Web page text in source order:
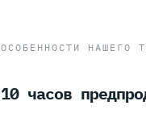
ОСОБЕННОСТИ НАШЕГО
10 часов